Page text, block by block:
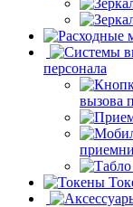
персонала
вызова